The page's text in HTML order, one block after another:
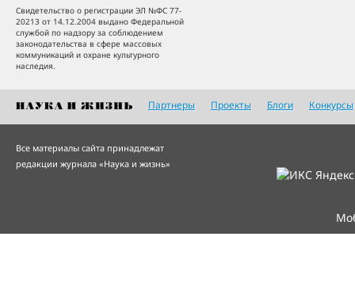
Свидетельство о регистрации ЭЛ №ФС 77-
20213 от 14.12.2004 выдано Федеральной
службой по надзору за соблюдением
законодательства в сфере массовых
коммуникаций и охране культурного
наследия.
Партнеры Проекты Блоги Конкурсы
Все материалы сайта принадлежат
редакции журнала «Наука и жизнь»